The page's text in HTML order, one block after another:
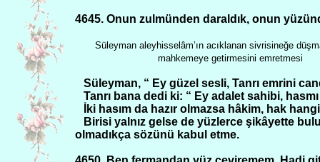
4645. Onun zulmünden daraldık, onun
Süleyman aleyhisselâm’ın acıklanan sivrisineğe
mahkemeye getirmesini emretmesi
Süleyman, “ Ey güzel sesli, Tanrı emrini
Tanrı bana dedi ki: “ Ey adalet sahibi,
İki hasım da hazır olmazsa hâkim, hak
Birisi yalnız gelse de yüzlerce şikâyette
olmadıkça sözünü kabul etme.